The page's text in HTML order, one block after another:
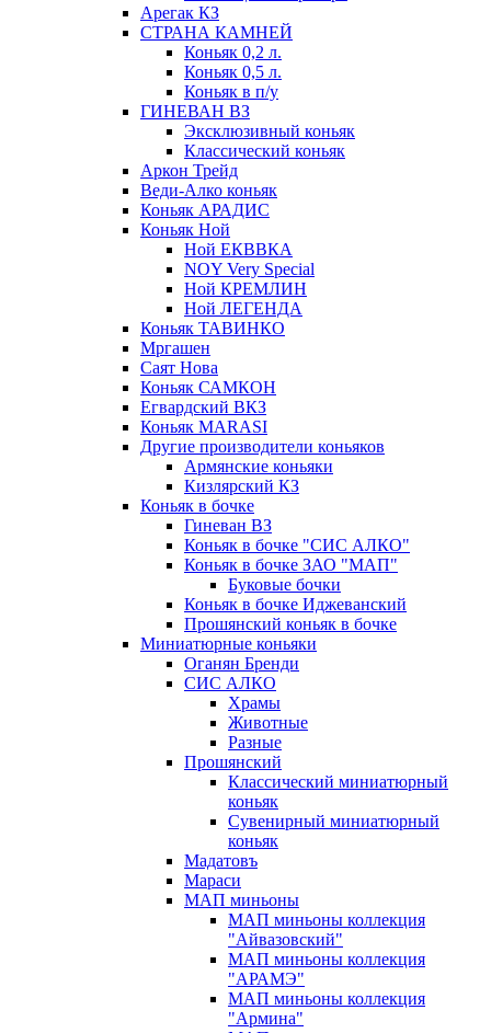
Арегак КЗ
СТРАНА КАМНЕЙ
Коньяк 0,2 л.
Коньяк 0,5 л.
Коньяк в п/у
ГИНЕВАН ВЗ
Эксклюзивный коньяк
Классический коньяк
Аркон Трейд
Веди-Алко коньяк
Коньяк АРАДИС
Коньяк Ной
Ной ЕКВВКА
NOY Very Special
Ной КРЕМЛИН
Ной ЛЕГЕНДА
Коньяк ТАВИНКО
Мргашен
Саят Нова
Коньяк САМКОН
Егвардский ВКЗ
Коньяк MARASI
Другие производители коньяков
Армянские коньяки
Кизлярский КЗ
Коньяк в бочке
Гиневан ВЗ
Коньяк в бочке "СИС АЛКО"
Коньяк в бочке ЗАО "МАП"
Буковые бочки
Коньяк в бочке Иджеванский
Прошянский коньяк в бочке
Миниатюрные коньяки
Оганян Бренди
СИС АЛКО
Храмы
Животные
Разные
Прошянский
Классический миниатюрный
коньяк
Сувенирный миниатюрный
коньяк
Мадатовъ
Мараси
МАП миньоны
МАП миньоны коллекция
"Айвазовский"
МАП миньоны коллекция
"АРАМЭ"
МАП миньоны коллекция
"Армина"